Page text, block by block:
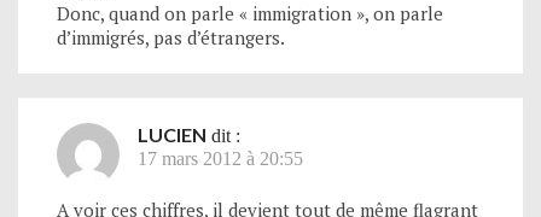
Donc, quand on parle « immigration », on parle
d’immigrés, pas d’étrangers.
LUCIEN dit :
17 mars 2012 à 20:55
A voir ces chiffres, il devient tout de même flagrant